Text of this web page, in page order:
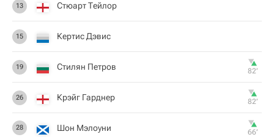
13 Стюарт Тейлор
15 Кертис Дэвис
19 Стилян Петров 82‎’‎
26 Крэйг Гарднер 82‎’‎
28 Шон Мэлоуни 66‎’‎